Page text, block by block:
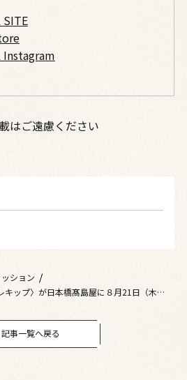
SITE
Instagram
はご遠慮ください
ション
キップ〉が日本橋髙島屋に８月21日（木）オ
記事一覧へ戻る